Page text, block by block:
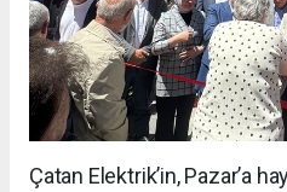
Çatan Elektrik’in, Pazar’a